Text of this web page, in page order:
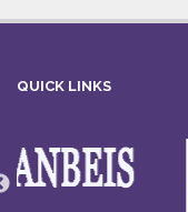
QUICK LINKS